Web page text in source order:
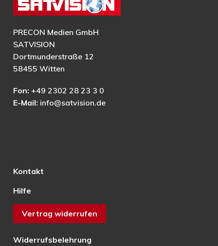
PRECON Medien GmbH
SATVISION
Dortmunderstraße 12
58455 Witten
Fon: +49 2302 28 23 3 0
E-Mail: info@satvision.de
Kontakt
Hilfe
Vertrag widerrufen
Widerrufsbelehrung